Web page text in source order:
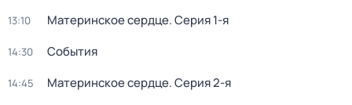
13:10 Материнское сердце. Серия 1-я
14:30 События
14:45 Материнское сердце. Серия 2-я